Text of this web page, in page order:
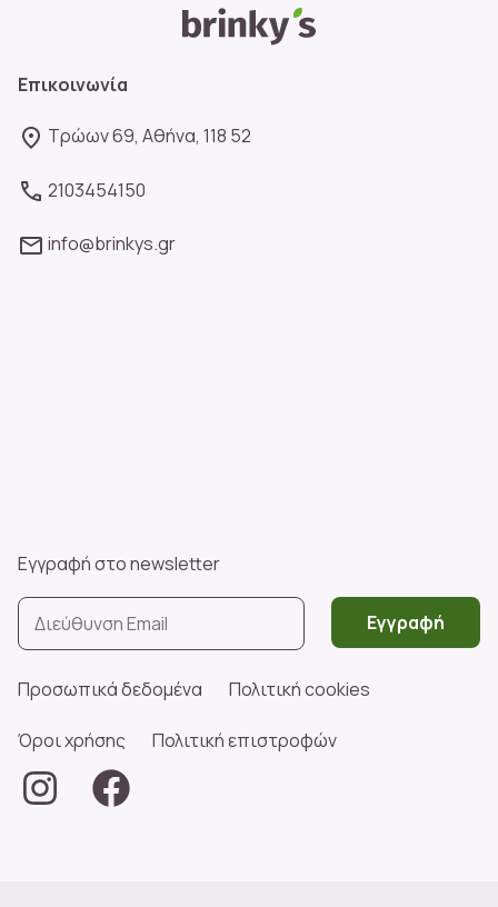
Επικοινωνία
Τρώων 69, Αθήνα, 118 52
2103454150
info@brinkys.gr
Εγγραφή στο newsletter
Εγγραφή
Προσωπικά δεδομένα Πολιτική cookies
Όροι χρήσης Πολιτική επιστροφών